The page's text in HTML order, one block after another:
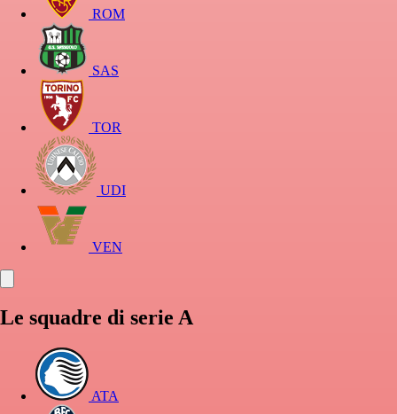
ROM
SAS
TOR
UDI
VEN
Le squadre di serie A
ATA